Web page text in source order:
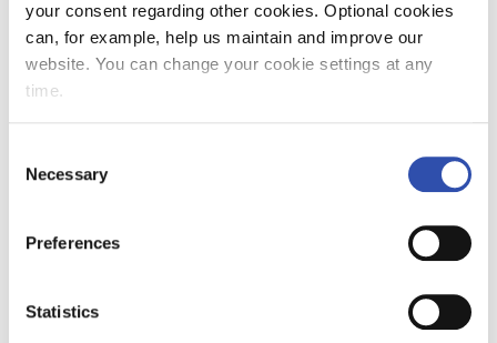
your consent regarding other cookies. Optional cookies
can, for example, help us maintain and improve our
website. You can change your cookie settings at any
time.
Selection
Necessary
Preferences
Statistics
Joulupäivänä 25. joulukuuta on aamupäivällä
kulussa vain muutamia yksittäisiä
lähijunavuoroja. Kello 11:n jälkeen lähijunat
kulkevat suurimmalta osin
lisävuoroja Uudenvuodenyönä 31. joulukuuta -
vuodenvaihteessa liikennöidään aattona
sunnuntaiaikataulun mukaan. Loppiaisena 6.
tammikuuta lähijunat noudattavat normaaleja